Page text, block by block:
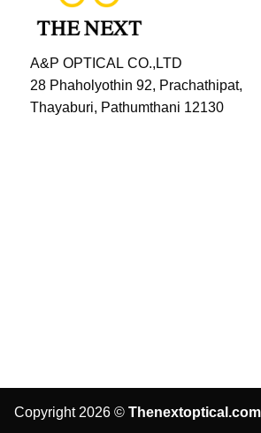
A&P OPTICAL CO.,LTD
28 Phaholyothin 92, Prachathipat,
Thayaburi, Pathumthani 12130
Copyright 2026 ©Thenextoptical.com